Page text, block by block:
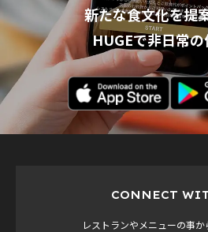
新たな食文化を提
HUGEで非日常の
CONNECT
レストランやメニューの事か